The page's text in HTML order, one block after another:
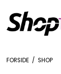
FORSIDE / SHOP